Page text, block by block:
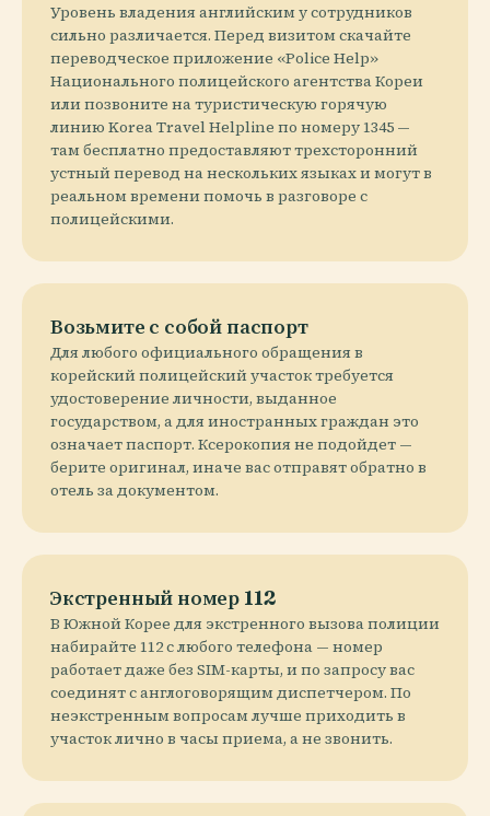
Уровень владения английским у сотрудников
сильно различается. Перед визитом скачайте
переводческое приложение «Police Help»
Национального полицейского агентства Кореи
или позвоните на туристическую горячую
линию Korea Travel Helpline по номеру 1345 —
там бесплатно предоставляют трехсторонний
устный перевод на нескольких языках и могут в
реальном времени помочь в разговоре с
полицейскими.
Возьмите с собой паспорт
Для любого официального обращения в
корейский полицейский участок требуется
удостоверение личности, выданное
государством, а для иностранных граждан это
означает паспорт. Ксерокопия не подойдет —
берите оригинал, иначе вас отправят обратно в
отель за документом.
Экстренный номер 112
В Южной Корее для экстренного вызова полиции
набирайте 112 с любого телефона — номер
работает даже без SIM-карты, и по запросу вас
соединят с англоговорящим диспетчером. По
неэкстренным вопросам лучше приходить в
участок лично в часы приема, а не звонить.